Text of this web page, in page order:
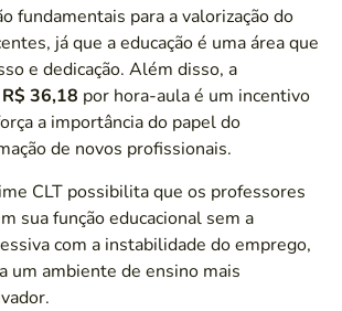
fundamentais para a valorização do
já que a educação é uma área que
e dedicação. Além disso, a
R$ 36,18 por hora-aula é um incentivo
a importância do papel do
de novos profissionais.
CLT possibilita que os professores
sua função educacional sem a
com a instabilidade do emprego,
um ambiente de ensino mais